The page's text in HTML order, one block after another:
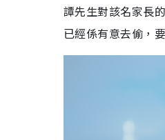
譚先生對該名家長
已經係有意去偷，